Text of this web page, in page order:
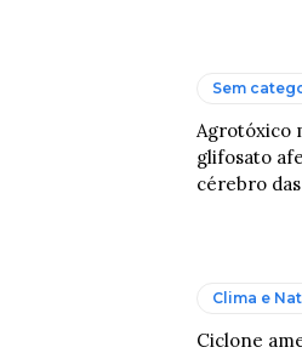
Sem
Agrotóxico
glifosato
cérebro
Clima e
Ciclone